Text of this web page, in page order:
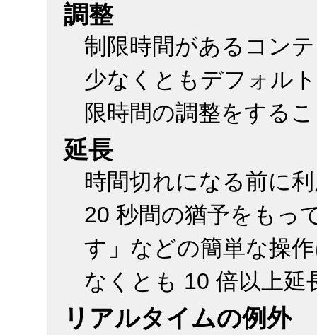
調整
制限時間があるコン
少なくともデフォル
限時間の調整をする
延長
時間切れになる前に
20 秒間の猶予をもっ
す」などの簡単な操
なくとも 10 倍以上
リアルタイムの例外